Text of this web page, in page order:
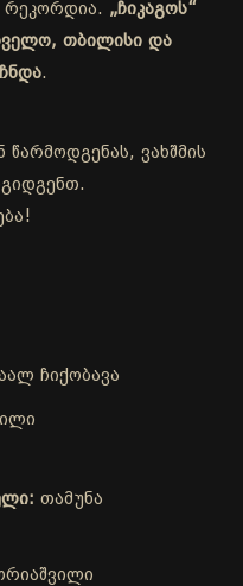
რეკორდია. „ჩიკაგოს“
თბილისი და
.
წარმოდგენას, ვახშმის
ჩიქობავა
თამუნა